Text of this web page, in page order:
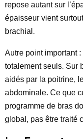
repose autant sur
épaisseur vient
brachial.
Autre point important
totalement seuls. Sur
aidés par la poitrine,
abdominale. Ce que
programme de bras
global, pas être traité